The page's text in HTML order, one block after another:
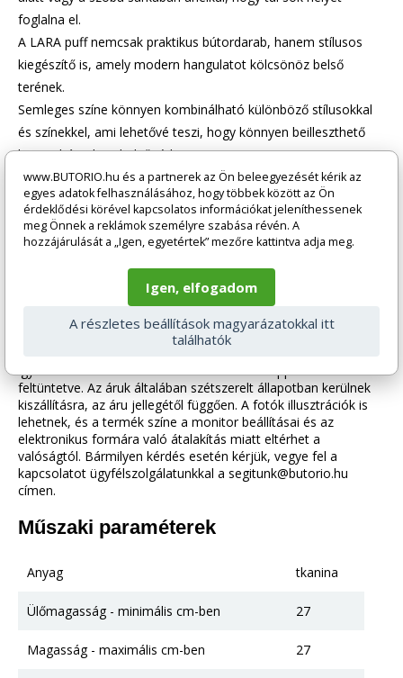
foglalna el.
A LARA puff nemcsak praktikus bútordarab, hanem stílusos
kiegészítő is, amely modern hangulatot kölcsönöz belső
terének.
Semleges színe könnyen kombinálható különböző stílusokkal
és színekkel, ami lehetővé teszi, hogy könnyen beilleszthető
legyen bármilyen belső térbe.
Használja a LARA puffot kényelmes ülőhelyként, lábtartóként
vagy akár könyvek és dekorációk tárolására szolgáló
felületként. Sokoldalúsága és funkcionalitása ideális
választássá teszi minden háztartás számára.
Fektessen be a minőségbe és stílusba a LARA puffal, és
élvezze az otthonába hozott kényelmet és eleganciát.
Az áruk kiegészítők és dekorációk (pl. textil kiegészítők,
feltüntetve. Az áruk általában szétszerelt állapotban kerülnek
kiszállításra, az áru jellegétől függően. A fotók illusztrációk is
lehetnek, és a termék színe a monitor beállításai és az
elektronikus formára való átalakítás miatt eltérhet a
valóságtól. Bármilyen kérdés esetén kérjük, vegye fel a
kapcsolatot ügyfélszolgálatunkkal a segitunk@butorio.hu
címen.
Műszaki paraméterek
Anyag tkanina
Ülőmagasság - minimális cm-ben 27
Magasság - maximális cm-ben 27
www.BUTORIO.hu és a partnerek az Ön beleegyezését kérik az
egyes adatok felhasználásához, hogy többek között az Ön
érdeklődési körével kapcsolatos információkat jeleníthessenek
meg Önnek a reklámok személyre szabása révén. A
hozzájárulását a „Igen, egyetértek” mezőre kattintva adja meg.
Igen, elfogadom
A részletes beállítások magyarázatokkal itt
találhatók